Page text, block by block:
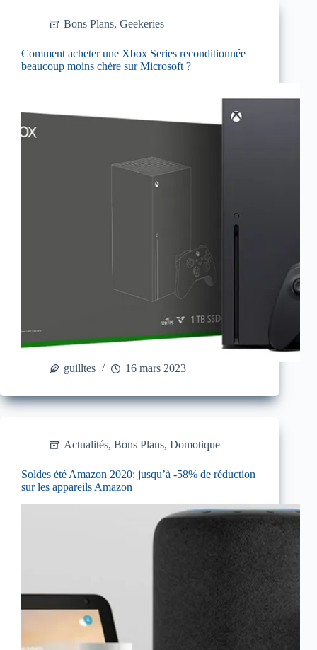
Bons Plans, Geekeries
Comment acheter une Xbox Series reconditionnée
beaucoup moins chère sur Microsoft ?
guilltes 16 mars 2023
Actualités, Bons Plans, Domotique
Soldes été Amazon 2020: jusqu’à -58% de réduction
sur les appareils Amazon